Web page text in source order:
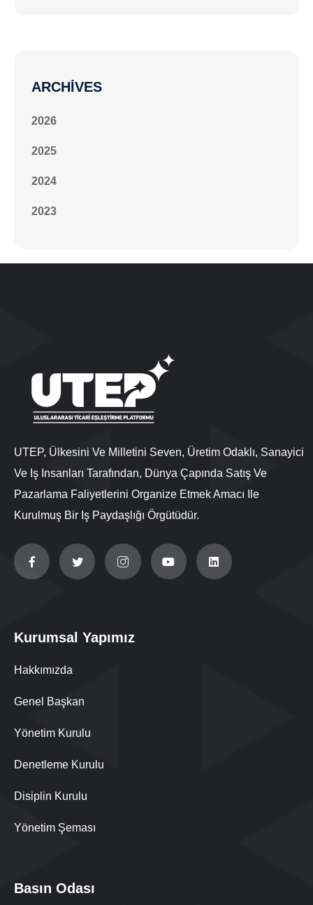
ARCHIVES
2026
2025
2024
2023
UTEP, Ülkesini Ve Milletini Seven, Üretim Odaklı, Sanayici
Ve Iş Insanları Tarafından, Dünya Çapında Satış Ve
Pazarlama Faliyetlerini Organize Etmek Amacı Ile
Kurulmuş Bir Iş Paydaşlığı Örgütüdür.
Kurumsal Yapımız
Hakkımızda
Genel Başkan
Yönetim Kurulu
Denetleme Kurulu
Disiplin Kurulu
Yönetim Şeması
Basın Odası